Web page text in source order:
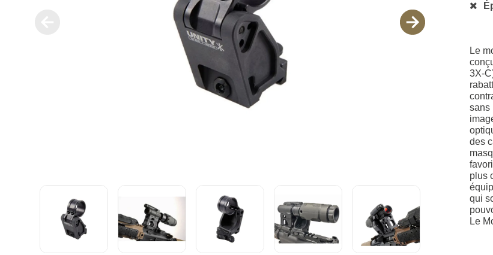
Le
3X-
sans
des
plus
qui
Le